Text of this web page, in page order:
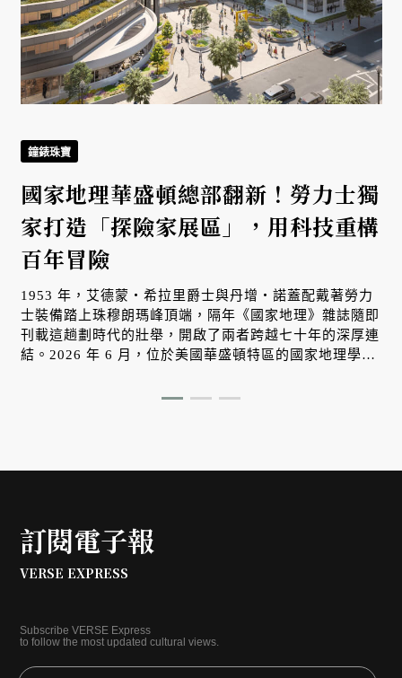
鐘錶珠寶
國家地理華盛頓總部翻新！勞力士獨
家打造「探險家展區」，用科技重構
百年冒險
1953 年，艾德蒙・希拉里爵士與丹增・諾蓋配戴著勞力
士裝備踏上珠穆朗瑪峰頂端，隔年《國家地理》雜誌隨即
刊載這趟劃時代的壯舉，開啟了兩者跨越七十年的深厚連
結。2026 年 6 月，位於美國華盛頓特區的國家地理學會
始捐助機構與全新「探索博物館」的開幕夥伴，勞力士正
訂閱電子報
VERSE EXPRESS
Subscribe VERSE Express
to follow the most updated cultural views.